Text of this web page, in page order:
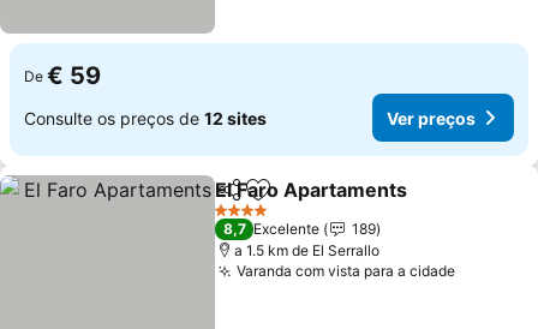
De € 59
Consulte os preços de 12 sites Ver preços
PartilharAdicionar aos favoritos
El Faro Apartaments
4 Estrelas
8,7 Excelente
189
a 1.5 km de El Serrallo
Varanda com vista para a cidadeVer